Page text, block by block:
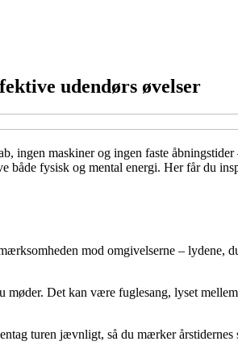
udendørs øvelser
ingen maskiner og ingen faste
fysisk og mental energi. Her får du
mod omgivelserne – lydene,
Det kan være fuglesang, lyset
turen jævnligt, så du mærker